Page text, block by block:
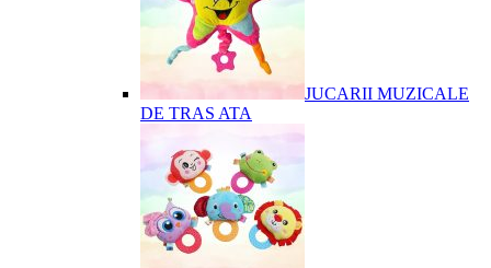
JUCARII MUZICALE
DE TRAS ATA